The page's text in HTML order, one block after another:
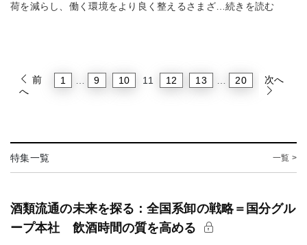
荷を減らし、働く環境をより良く整えるさまざ…続きを読む
前
へ
1 9 10 11 12 13 20 次へ
特集一覧 一覧 >
酒類流通の未来を探る：全国系卸の戦略＝国分グル
ープ本社 飲酒時間の質を高める